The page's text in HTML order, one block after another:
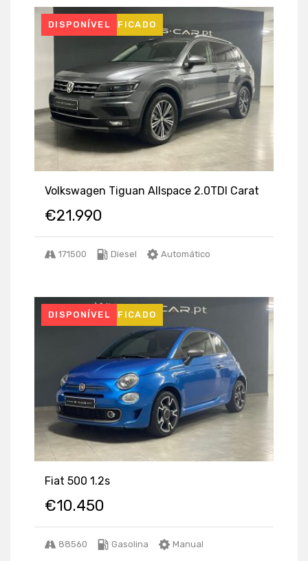
USADO CERTIFICADO
DISPONÍVEL
Volkswagen Tiguan Allspace 2.0TDI Carat
€21.990
171500 Diesel Automático
USADO CERTIFICADO
DISPONÍVEL
Fiat 500 1.2s
€10.450
88560 Gasolina Manual